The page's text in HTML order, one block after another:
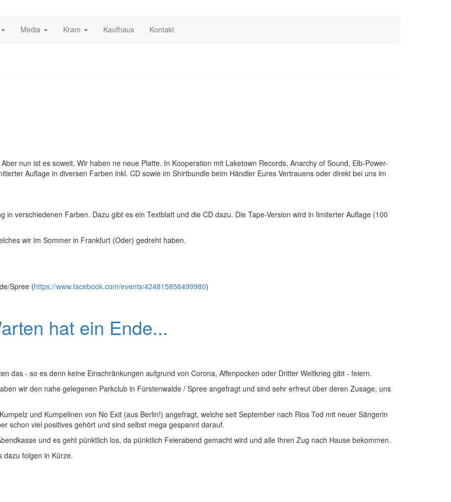
Media Kram Kaufhaus Kontakt
nun ist es soweit. Wir haben ne neue Platte. In Kooperation mit Laketown Records, Anarchy of Sound, Elb-Power-
Auflage in diversen Farben inkl. CD sowie im Shirtbundle beim Händler Eures Vertrauens oder direkt bei uns im
in verschiedenen Farben. Dazu gibt es ein Textblatt und die CD dazu. Die Tape-Version wird in limiterter Auflage (100
wir im Sommer in Frankfurt (Oder) gedreht haben.
Spree (https://www.facebook.com/events/424815856499980)
hat ein Ende...
das - so es denn keine Einschränkungen aufgrund von Corona, Affenpocken oder Dritter Weltkrieg gibt - feiern.
wir den nahe gelegenen Parkclub in Fürstenwalde / Spree angefragt und sind sehr erfreut über deren Zusage, uns
und Kumpelinen von No Exit (aus Berlin!) angefragt, welche seit September nach Rios Tod mit neuer Sängerin
schon viel positives gehört und sind selbst mega gespannt darauf.
und es geht pünktlich los, da pünktlich Feierabend gemacht wird und alle Ihren Zug nach Hause bekommen.
dazu folgen in Kürze.